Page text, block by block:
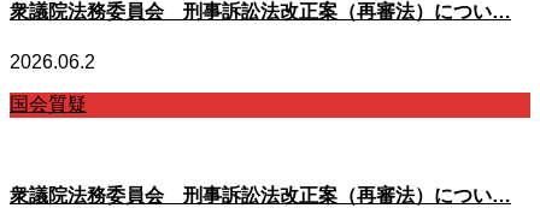
衆議院法務委員会 刑事訴訟法改正案（再審法）につい…
2026.06.2
国会質疑
衆議院法務委員会 刑事訴訟法改正案（再審法）につい…